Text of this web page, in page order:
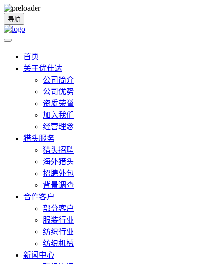
导航
首页
关于优仕达
公司简介
公司优势
资质荣誉
加入我们
经营理念
猎头服务
猎头招聘
海外猎头
招聘外包
背景调查
合作客户
部分客户
服装行业
纺织行业
纺织机械
新闻中心